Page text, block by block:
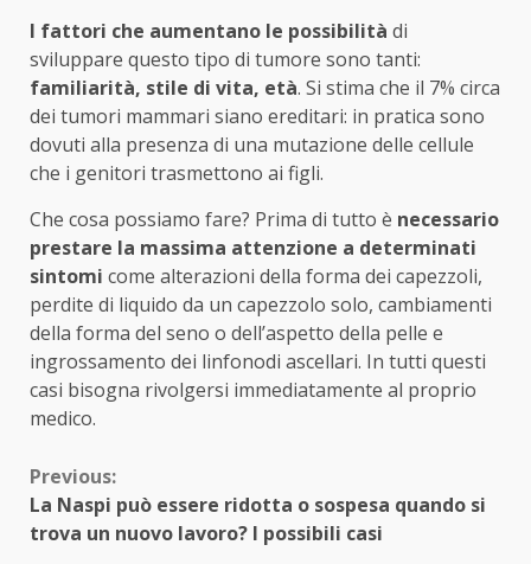
I fattori che aumentano le possibilità di
sviluppare questo tipo di tumore sono tanti:
familiarità, stile di vita, età. Si stima che il 7% circa
dei tumori mammari siano ereditari: in pratica sono
dovuti alla presenza di una mutazione delle cellule
che i genitori trasmettono ai figli.
Che cosa possiamo fare? Prima di tutto è necessario
prestare la massima attenzione a determinati
sintomi come alterazioni della forma dei capezzoli,
perdite di liquido da un capezzolo solo, cambiamenti
della forma del seno o dell’aspetto della pelle e
ingrossamento dei linfonodi ascellari. In tutti questi
casi bisogna rivolgersi immediatamente al proprio
medico.
Continue
Reading
Previous:
La Naspi può essere ridotta o sospesa quando si
trova un nuovo lavoro? I possibili casi